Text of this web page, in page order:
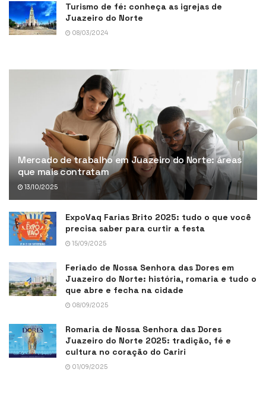
Turismo de fé: conheça as igrejas de
Juazeiro do Norte
08/03/2024
Mercado de trabalho em Juazeiro do Norte: áreas
que mais contratam
13/10/2025
ExpoVaq Farias Brito 2025: tudo o que você
precisa saber para curtir a festa
15/09/2025
Feriado de Nossa Senhora das Dores em
Juazeiro do Norte: história, romaria e tudo o
que abre e fecha na cidade
08/09/2025
Romaria de Nossa Senhora das Dores
Juazeiro do Norte 2025: tradição, fé e
cultura no coração do Cariri
01/09/2025